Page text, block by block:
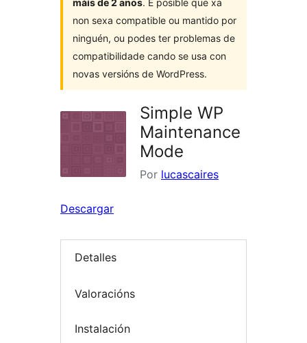
máis de 2 anos. É posible que xa
non sexa compatible ou mantido por
ninguén, ou podes ter problemas de
compatibilidade cando se usa con
novas versións de WordPress.
Simple WP
Maintenance
Mode
Por lucascaires
Descargar
Detalles
Valoracións
Instalación